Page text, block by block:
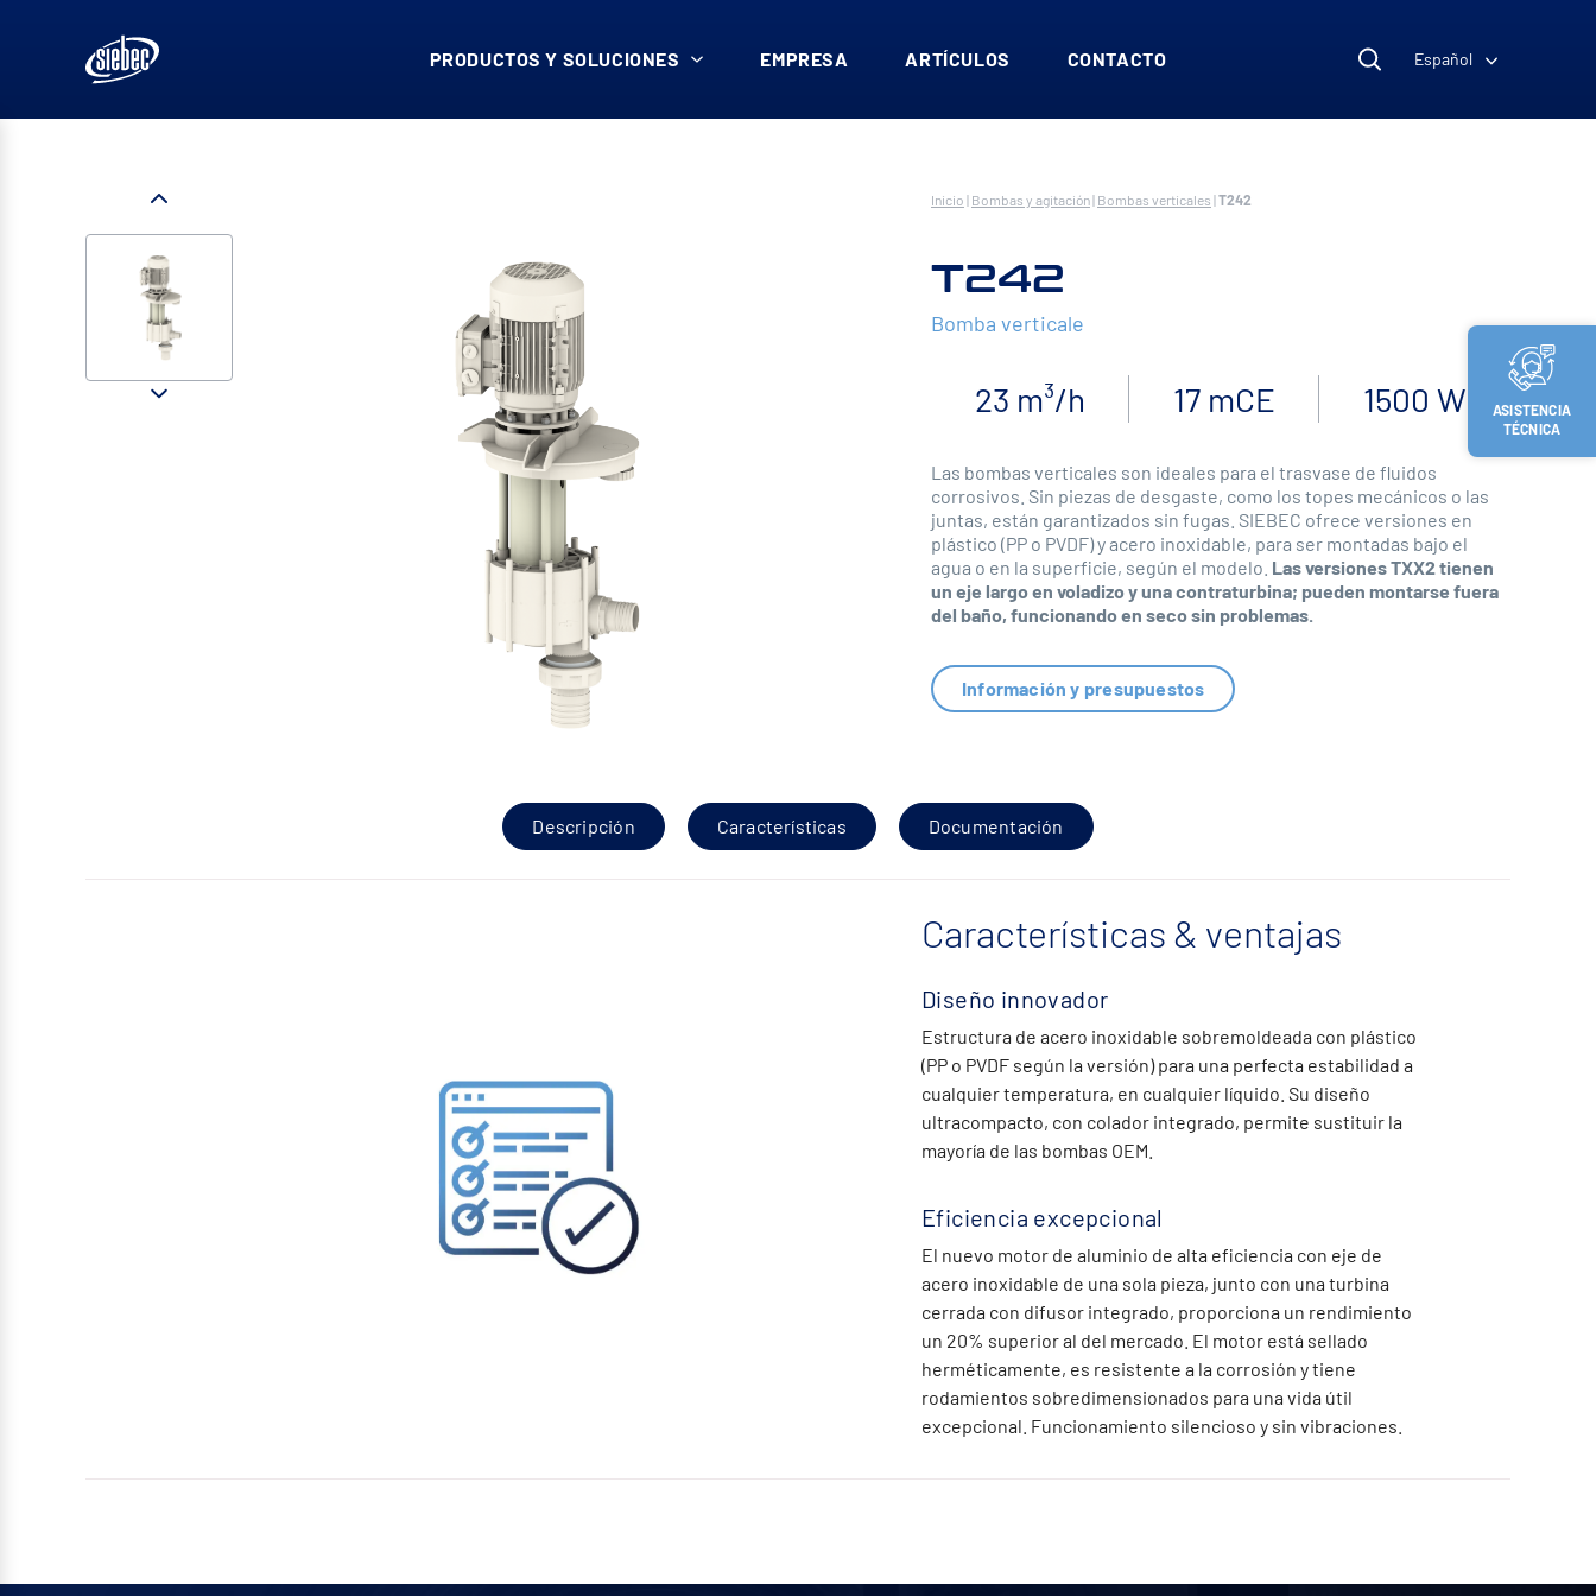
ASISTENCIA
TÉCNICA
PRODUCTOS Y SOLUCIONES EMPRESA ARTÍCULOS CONTACTO Español
Inicio | Bombas y agitación| Bombas verticales |T242
T242
Bomba verticale
23 m³/h 17 mCE 1500 W
Las bombas verticales son ideales para el trasvase de fluidos
corrosivos. Sin piezas de desgaste, como los topes mecánicos o las
juntas, están garantizados sin fugas. SIEBEC ofrece versiones en
plástico (PP o PVDF) y acero inoxidable, para ser montadas bajo el
agua o en la superficie, según el modelo. Las versiones TXX2 tienen
un eje largo en voladizo y una contraturbina; pueden montarse fuera
del baño, funcionando en seco sin problemas.
Información y presupuestos
Descripción Características Documentación
Características & ventajas
Diseño innovador
Estructura de acero inoxidable sobremoldeada con plástico
(PP o PVDF según la versión) para una perfecta estabilidad a
cualquier temperatura, en cualquier líquido. Su diseño
ultracompacto, con colador integrado, permite sustituir la
mayoría de las bombas OEM.
Eficiencia excepcional
El nuevo motor de aluminio de alta eficiencia con eje de
acero inoxidable de una sola pieza, junto con una turbina
cerrada con difusor integrado, proporciona un rendimiento
un 20% superior al del mercado. El motor está sellado
herméticamente, es resistente a la corrosión y tiene
rodamientos sobredimensionados para una vida útil
excepcional. Funcionamiento silencioso y sin vibraciones.